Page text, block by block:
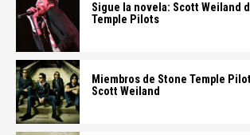
Sigue la novela: Scott Weiland
Temple Pilots
Miembros de Stone Temple
Scott Weiland